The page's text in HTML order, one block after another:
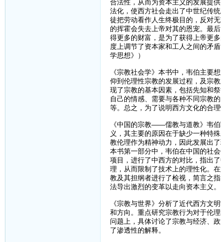
合法性，从而为资本主义的发展提
法化，使西方社会走出了中世纪传
徒把劳动看作人生终极目的，反对
的挥霍会失去上帝对其的恩宠。最
得更多的财富，是为了获得上帝更
度上调节了资本家和工人之间的矛
学思想》）
《宗教社会学》本书中，韦伯主要
仰到伦理性宗教的发展过程，及宗
现了宗教的基本因素，包括先知和
自己的情感、需要与各种不同宗教
等。总之，为了说明西方文化的合
《中国的宗教——儒教与道教》韦
义，其主要的原因在于缺少一种特
教伦理作为精神动力，因此发展出
本书第一部分中，韦伯在中国的社
项目，进行了中西方的对比，指出
理，从而限制了技术上的理性化。
教及其担纲者进行了检视，简言之
法导出激烈的变革以走向资本主义。
《宗教与世界》分析了近代西方文
和方向。重点研究宗教行为对于伦
问题上，具体讨论了宗教与经济、
了渗透性的解释。